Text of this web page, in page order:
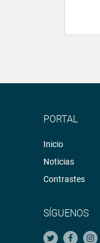
PORTAL
Inicio
Noticias
Contrastes
SÍGUENOS